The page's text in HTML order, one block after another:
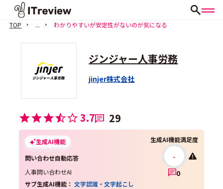
TOP ... わかりやすいが安定性がないのが気になる
ジンジャー人事労務
jinjer株式会社
3.7 29
生成AI機能
問い合わせ自動応答
人事問い合わせAI
生成AI機能満足度
-
0
サブ生成AI機能：文字認識・文字起こし